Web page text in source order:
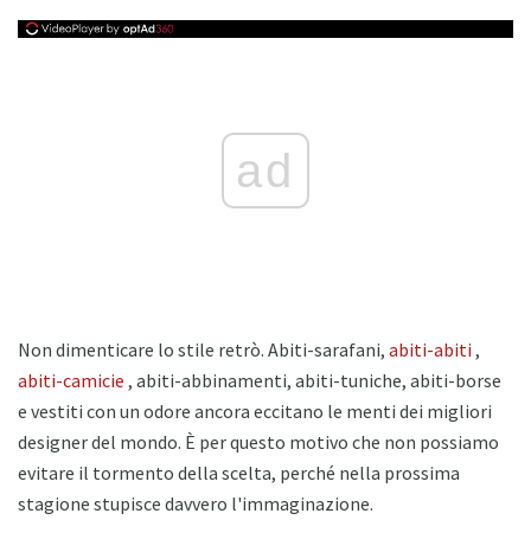
ad
Non dimenticare lo stile retrò. Abiti-sarafani, abiti-abiti ,
abiti-camicie , abiti-abbinamenti, abiti-tuniche, abiti-borse
e vestiti con un odore ancora eccitano le menti dei migliori
designer del mondo. È per questo motivo che non possiamo
evitare il tormento della scelta, perché nella prossima
stagione stupisce davvero l'immaginazione.